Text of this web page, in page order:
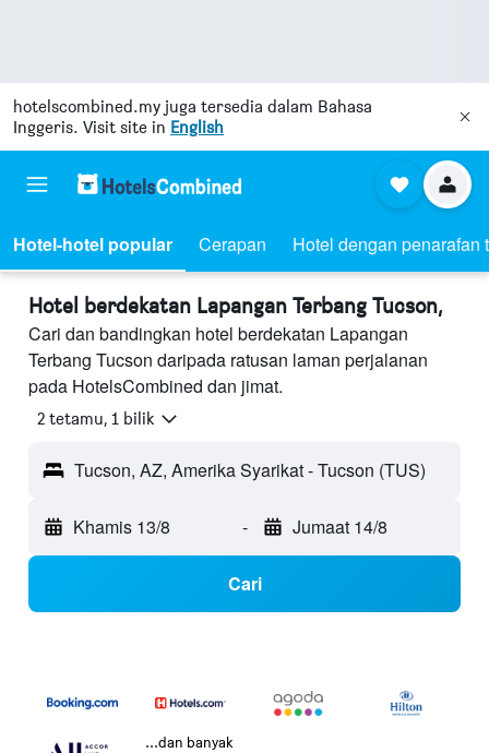
hotelscombined.my juga tersedia dalam Bahasa
Inggeris. Visit site in English
Hotel-hotel popular Cerapan Hotel dengan penarafan
Hotel berdekatan Lapangan Terbang Tucson,
Cari dan bandingkan hotel berdekatan Lapangan
Terbang Tucson daripada ratusan laman perjalanan
pada HotelsCombined dan jimat.
2 tetamu, 1 bilik
Tucson, AZ, Amerika Syarikat - Tucson (TUS)
Khamis 13/8 - Jumaat 14/8
Cari
...dan banyak